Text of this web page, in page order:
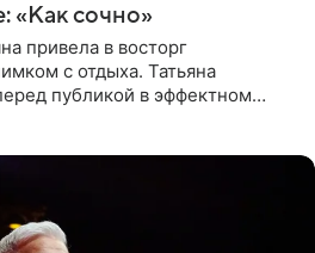
«Как сочно»
привела в восторг
с отдыха. Татьяна
публикой в эффектном